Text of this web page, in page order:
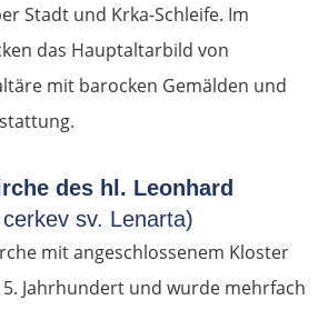
Stadt und Krka-Schleife. Im
das Hauptaltarbild von
mit barocken Gemälden und
des hl. Leonhard
sv. Lenarta)
mit angeschlossenem Kloster
Jahrhundert und wurde mehrfach